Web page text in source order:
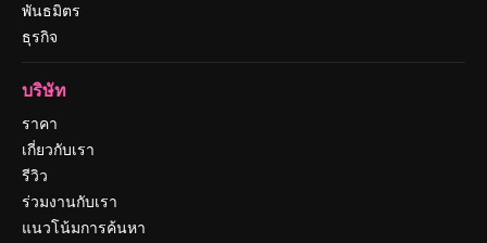
พันธมิตร
ธุรกิจ
บริษัท
ราคา
เกี่ยวกับเรา
รีวิว
ร่วมงานกับเรา
แนวโน้มการค้นหา